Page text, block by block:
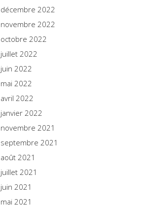
décembre 2022
novembre 2022
octobre 2022
juillet 2022
juin 2022
mai 2022
avril 2022
janvier 2022
novembre 2021
septembre 2021
août 2021
juillet 2021
juin 2021
mai 2021